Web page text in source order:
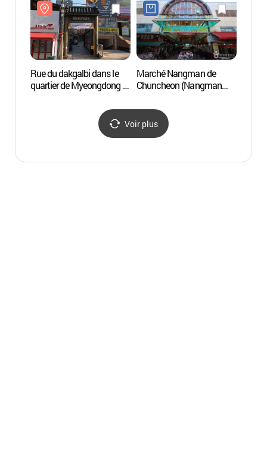
Rue du dakgalbi dans le
quartier de Myeongdong à
Marché Nangman de
Chuncheon (Nangman
Voir plus